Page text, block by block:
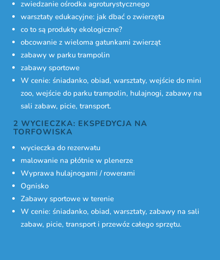
zwiedzanie ośrodka agroturystycznego
warsztaty edukacyjne: jak dbać o zwierzęta
co to są produkty ekologiczne?
obcowanie z wieloma gatunkami zwierząt
zabawy w parku trampolin
zabawy sportowe
W cenie: śniadanko, obiad, warsztaty, wejście do mini
zoo, wejście do parku trampolin, hulajnogi, zabawy na
sali zabaw, picie, transport.
2 WYCIECZKA: EKSPEDYCJA NA
TORFOWISKA
wycieczka do rezerwatu
malowanie na płótnie w plenerze
Wyprawa hulajnogami / rowerami
Ognisko
Zabawy sportowe w terenie
W cenie: śniadanko, obiad, warsztaty, zabawy na sali
zabaw, picie, transport i przewóz całego sprzętu.